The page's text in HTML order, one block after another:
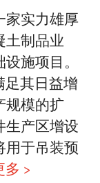
实力雄厚
土制品业
施项目。
其日益增
规模的扩
产区增设
于吊装预
多 >